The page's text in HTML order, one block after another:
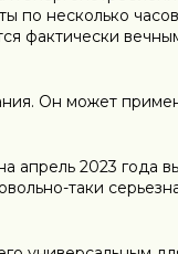
несколько
фактически
Он может
2023 года
таки